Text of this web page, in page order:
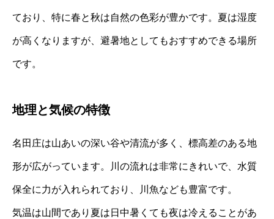
ており、特に春と秋は自然の色彩が豊かです。夏は湿度
が高くなりますが、避暑地としてもおすすめできる場所
です。
地理と気候の特徴
名田庄は山あいの深い谷や清流が多く、標高差のある地
形が広がっています。川の流れは非常にきれいで、水質
保全に力が入れられており、川魚なども豊富です。
気温は山間であり夏は日中暑くても夜は冷えることがあ